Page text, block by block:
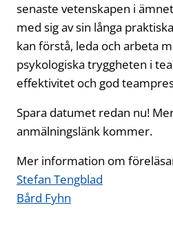
senaste vetenskapen i
med sig av sin långa
kan förstå, leda och arbeta
psykologiska tryggheten i
effektivitet och god
Spara datumet redan nu!
anmälningslänk kommer.
Mer information om
Stefan Tengblad
Bård Fyhn